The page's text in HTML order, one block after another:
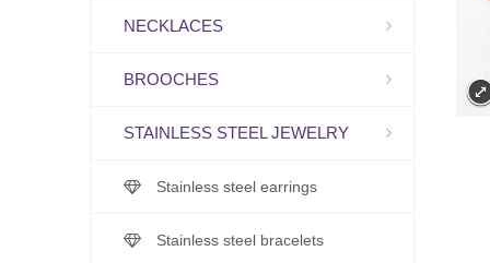
NECKLACES
BROOCHES
STAINLESS STEEL JEWELRY
Stainless steel earrings
Stainless steel bracelets